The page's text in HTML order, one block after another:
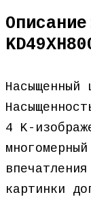
Насыщенный
4 K-
картинки